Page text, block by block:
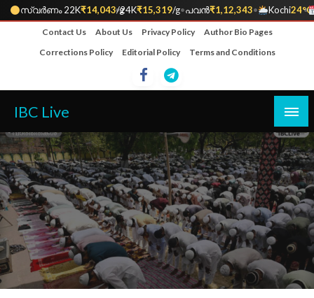
സ്വർണം 22K₹14,043/g
•24K₹15,319/g•പവൻ₹1,12,343• Kochi24°C
•
Contact Us About Us Privacy Policy
Author Bio Pages
Corrections Policy
Editorial Policy Terms and Conditions
IBC Live